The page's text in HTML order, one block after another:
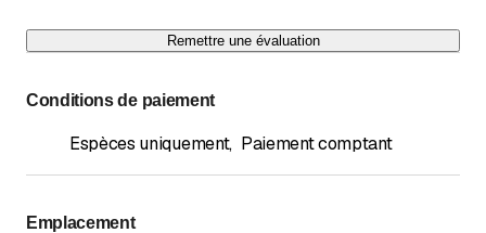
Remettre une évaluation
Conditions de paiement
Espèces uniquement, Paiement comptant
Emplacement